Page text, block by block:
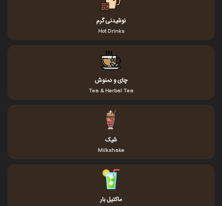
نوشیدنی گرم
Hot Drinks
چای و دمنوش
Tea & Herbal Tea
شیک
Milkshake
ماکتیل بار